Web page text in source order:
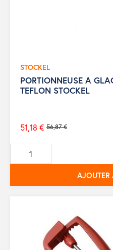
STOCKEL
PORTIONNEUSE A
TEFLON STOCKEL
Prix
de
base
56,87 €
51,18 €
AJOUTER